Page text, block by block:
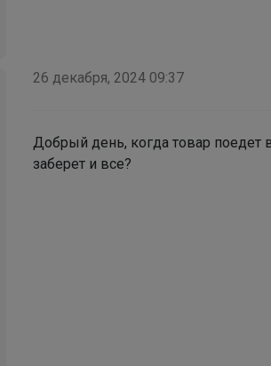
26 декабря, 2024 09:37
Добрый день, когда товар
заберет и все?
СЛАДКАЯ